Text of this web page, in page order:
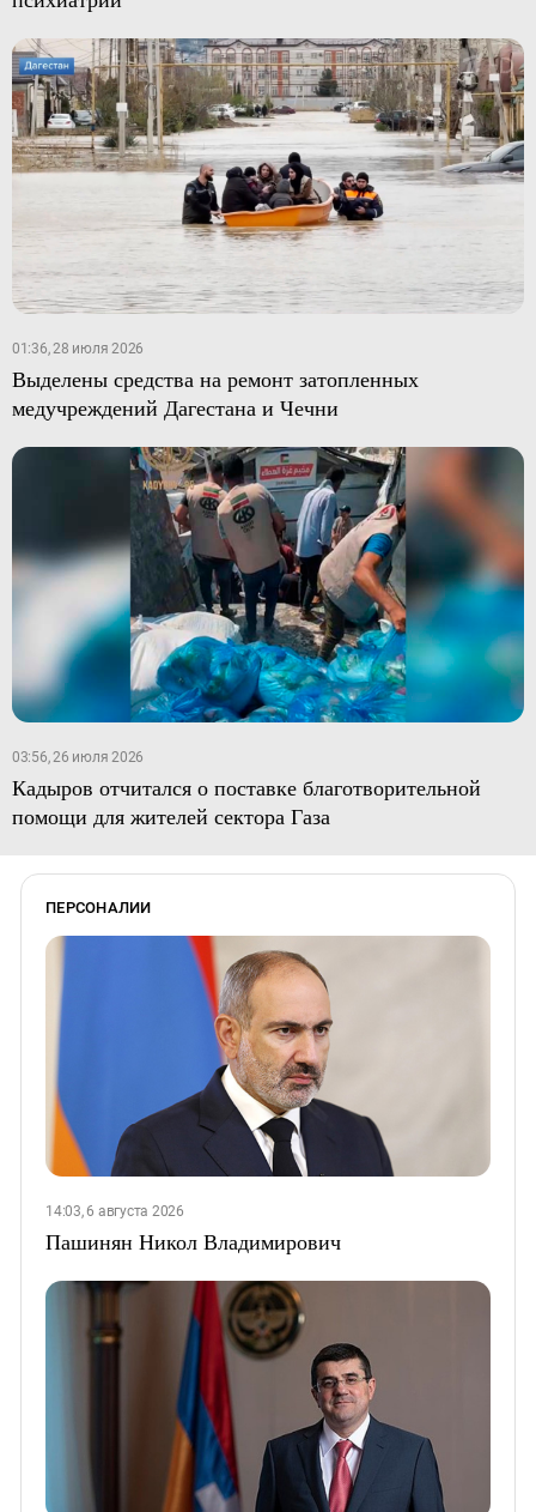
01:36, 28 июля 2026
Выделены средства на ремонт затопленных
медучреждений Дагестана и Чечни
03:56, 26 июля 2026
Кадыров отчитался о поставке благотворительной
помощи для жителей сектора Газа
ПЕРСОНАЛИИ
14:03, 6 августа 2026
Пашинян Никол Владимирович